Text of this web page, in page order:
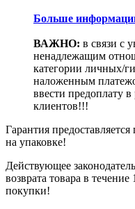
Больше
ВАЖНО: в связи с
ненадлежащим
категории личных/
наложенным
ввести предоплату
клиентов!!!
Гарантия
на упаковке!
Действующее
возврата товара в
покупки!